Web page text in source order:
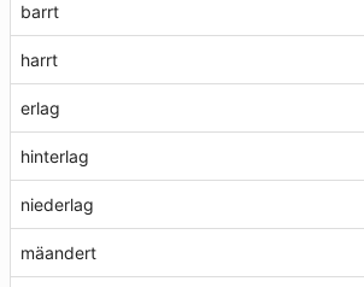
barrt
harrt
erlag
hinterlag
niederlag
mäandert